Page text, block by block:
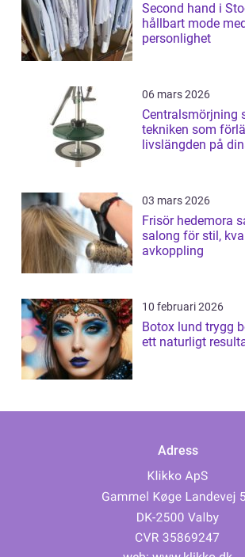
Second hand i
hållbart mode
personlighet
06 mars 2026
Centralsmörjning så fungerar
tekniken som
livslängden på
03 mars 2026
Frisör hedemora så hittar du rätt
salong för stil,
avkoppling
10 februari 2026
Botox lund trygg behandling för
ett naturligt
Adress